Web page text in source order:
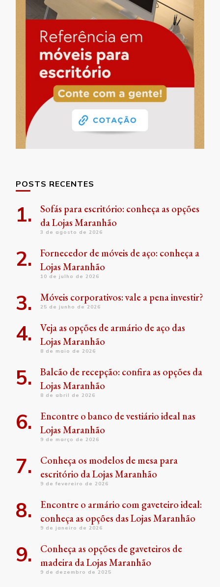
POSTS RECENTES
Sofás para escritório: conheça as opções
da Lojas Maranhão
3 de agosto de 2026
Fornecedor de móveis de aço: conheça a
Lojas Maranhão
10 de julho de 2026
Móveis corporativos: vale a pena investir?
25 de junho de 2026
Veja as opções de armário de aço das
Lojas Maranhão
8 de maio de 2026
Balcão de recepção: confira as opções da
Lojas Maranhão
8 de abril de 2026
Encontre o banco de vestiário ideal nas
Lojas Maranhão
9 de março de 2026
Conheça os modelos de mesa para
escritório da Lojas Maranhão
9 de fevereiro de 2026
Encontre o armário com gaveteiro ideal:
conheça as opções das Lojas Maranhão
9 de janeiro de 2026
Conheça as opções de gaveteiros de
madeira da Lojas Maranhão
9 de dezembro de 2025